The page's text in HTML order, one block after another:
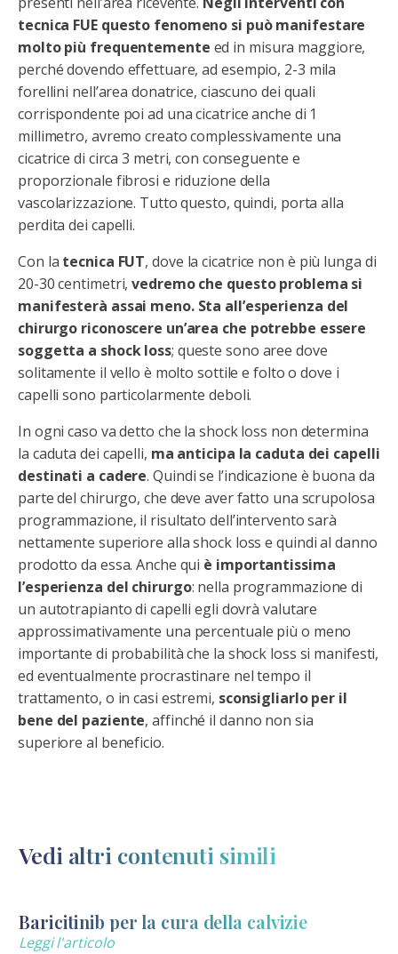
tecnica FUE questo fenomeno si può manifestare
molto più frequentemente ed in misura maggiore,
perché dovendo effettuare, ad esempio, 2-3 mila
forellini nell’area donatrice, ciascuno dei quali
corrispondente poi ad una cicatrice anche di 1
millimetro, avremo creato complessivamente una
cicatrice di circa 3 metri, con conseguente e
proporzionale fibrosi e riduzione della
vascolarizzazione. Tutto questo, quindi, porta alla
perdita dei capelli.
Con la tecnica FUT, dove la cicatrice non è più lunga di
20-30 centimetri,vedremo che questo problema si
manifesterà assai meno. Sta all’esperienza del
chirurgo riconoscere un’area che potrebbe essere
soggetta a shock loss; queste sono aree dove
solitamente il vello è molto sottile e folto o dove i
capelli sono particolarmente deboli.
In ogni caso va detto che la shock loss non determina
la caduta dei capelli, ma anticipa la caduta dei capelli
destinati a cadere. Quindi se l’indicazione è buona da
parte del chirurgo, che deve aver fatto una scrupolosa
programmazione, il risultato dell’intervento sarà
nettamente superiore alla shock loss e quindi al danno
prodotto da essa. Anche qui è importantissima
l’esperienza del chirurgo: nella programmazione di
un autotrapianto di capelli egli dovrà valutare
approssimativamente una percentuale più o meno
importante di probabilità che la shock loss si manifesti,
ed eventualmente procrastinare nel tempo il
trattamento, o in casi estremi, sconsigliarlo per il
bene del paziente, affinché il danno non sia
superiore al beneficio.
Vedi altri contenuti simili
Baricitinib per la cura della calvizie
Leggi l'articolo